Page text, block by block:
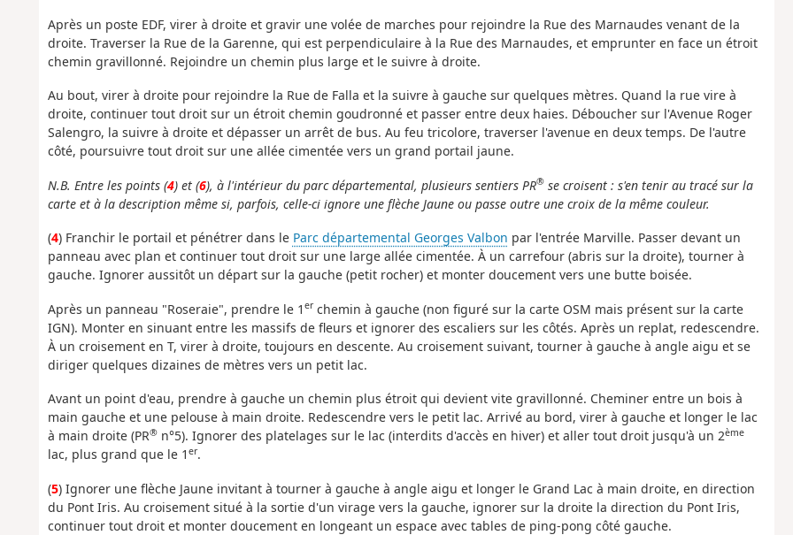
Après un poste EDF, virer à droite et gravir une volée de marches pour rejoindre la Rue des Marnaudes venant de la
droite. Traverser la Rue de la Garenne, qui est perpendiculaire à la Rue des Marnaudes, et emprunter en face un étroit
chemin gravillonné. Rejoindre un chemin plus large et le suivre à droite.
Au bout, virer à droite pour rejoindre la Rue de Falla et la suivre à gauche sur quelques mètres. Quand la rue vire à
droite, continuer tout droit sur un étroit chemin goudronné et passer entre deux haies. Déboucher sur l'Avenue Roger
Salengro, la suivre à droite et dépasser un arrêt de bus. Au feu tricolore, traverser l'avenue en deux temps. De l'autre
côté, poursuivre tout droit sur une allée cimentée vers un grand portail jaune.
N.B. Entre les points (4) et (6), à l'intérieur du parc départemental, plusieurs sentiers PR®se croisent : s'en tenir au tracé sur la
carte et à la description même si, parfois, celle-ci ignore une flèche Jaune ou passe outre une croix de la même couleur.
(4) Franchir le portail et pénétrer dans le Parc départemental Georges Valbon par l'entrée Marville. Passer devant un
panneau avec plan et continuer tout droit sur une large allée cimentée. À un carrefour (abris sur la droite), tourner à
gauche. Ignorer aussitôt un départ sur la gauche (petit rocher) et monter doucement vers une butte boisée.
Après un panneau "Roseraie", prendre le 1 erchemin à gauche (non figuré sur la carte OSM mais présent sur la carte
IGN). Monter en sinuant entre les massifs de fleurs et ignorer des escaliers sur les côtés. Après un replat, redescendre.
À un croisement en T, virer à droite, toujours en descente. Au croisement suivant, tourner à gauche à angle aigu et se
diriger quelques dizaines de mètres vers un petit lac.
Avant un point d'eau, prendre à gauche un chemin plus étroit qui devient vite gravillonné. Cheminer entre un bois à
main gauche et une pelouse à main droite. Redescendre vers le petit lac. Arrivé au bord, virer à gauche et longer le lac
à main droite (PR®n°5). Ignorer des platelages sur le lac (interdits d'accès en hiver) et aller tout droit jusqu'à un 2ème
lac, plus grand que le 1 er.
(5) Ignorer une flèche Jaune invitant à tourner à gauche à angle aigu et longer le Grand Lac à main droite, en direction
du Pont Iris. Au croisement situé à la sortie d'un virage vers la gauche, ignorer sur la droite la direction du Pont Iris,
continuer tout droit et monter doucement en longeant un espace avec tables de ping-pong côté gauche.